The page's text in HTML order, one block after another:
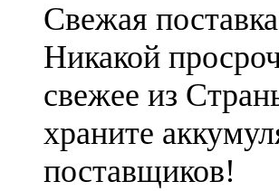
Свежая
Никакой
свежее из
храните
поставщиков!